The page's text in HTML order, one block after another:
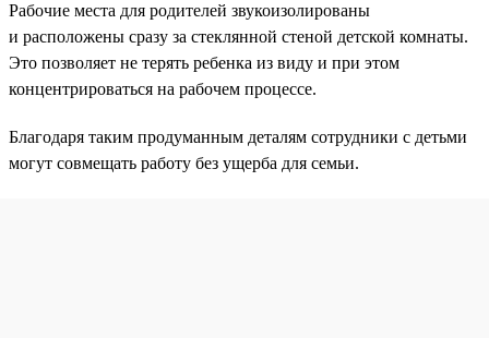
Рабочие места для родителей звукоизолированы
и расположены сразу за стеклянной стеной детской комнаты.
Это позволяет не терять ребенка из виду и при этом
концентрироваться на рабочем процессе.
Благодаря таким продуманным деталям сотрудники с детьми
могут совмещать работу без ущерба для семьи.